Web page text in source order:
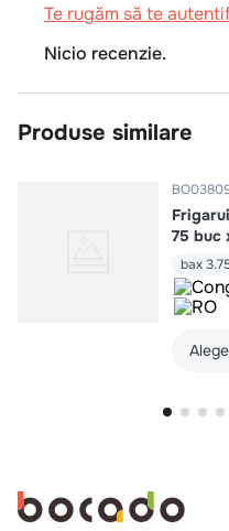
Te rugăm să te
Nicio recenzie.
Produse similare
75 buc
bax